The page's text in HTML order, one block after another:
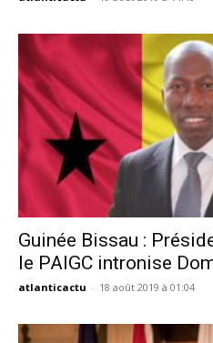
Guinée Bissau :
le PAIGC intronise
atlanticactu - 18 août 2019 à 01:04